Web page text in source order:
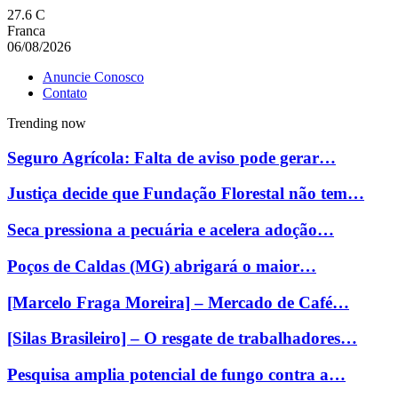
27.6 C
Franca
06/08/2026
Anuncie Conosco
Contato
Trending now
Seguro Agrícola: Falta de aviso pode gerar…
Justiça decide que Fundação Florestal não tem…
Seca pressiona a pecuária e acelera adoção…
Poços de Caldas (MG) abrigará o maior…
[Marcelo Fraga Moreira] – Mercado de Café…
[Silas Brasileiro] – O resgate de trabalhadores…
Pesquisa amplia potencial de fungo contra a…